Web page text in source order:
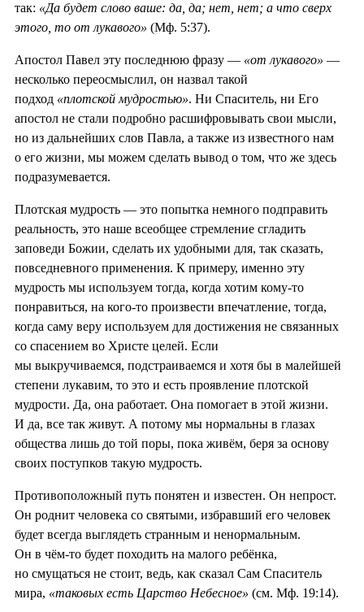
так: «Да будет слово ваше: да, да; нет, нет; а что сверх
этого, то от лукавого» (Мф. 5:37).
Апостол Павел эту последнюю фразу — «от лукавого» —
несколько переосмыслил, он назвал такой
подход «плотской мудростью». Ни Спаситель, ни Его
апостол не стали подробно расшифровывать свои мысли,
но из дальнейших слов Павла, а также из известного нам
о его жизни, мы можем сделать вывод о том, что же здесь
подразумевается.
Плотская мудрость — это попытка немного подправить
реальность, это наше всеобщее стремление сгладить
заповеди Божии, сделать их удобными для, так сказать,
повседневного применения. К примеру, именно эту
мудрость мы используем тогда, когда хотим кому-то
понравиться, на кого-то произвести впечатление, тогда,
когда саму веру используем для достижения не связанных
со спасением во Христе целей. Если
мы выкручиваемся, подстраиваемся и хотя бы в малейшей
степени лукавим, то это и есть проявление плотской
мудрости. Да, она работает. Она помогает в этой жизни.
И да, все так живут. А потому мы нормальны в глазах
общества лишь до той поры, пока живём, беря за основу
своих поступков такую мудрость.
Противоположный путь понятен и известен. Он непрост.
Он роднит человека со святыми, избравший его человек
будет всегда выглядеть странным и ненормальным.
Он в чём-то будет походить на малого ребёнка,
но смущаться не стоит, ведь, как сказал Сам Спаситель
мира, «таковых есть Царство Небесное» (см. Мф. 19:14).